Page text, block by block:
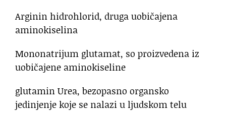
Arginin hidrohlorid, druga uobičajena
aminokiselina
Mononatrijum glutamat, so proizvedena iz
uobičajene aminokiseline
glutamin Urea, bezopasno organsko
jedinjenje koje se nalazi u ljudskom telu